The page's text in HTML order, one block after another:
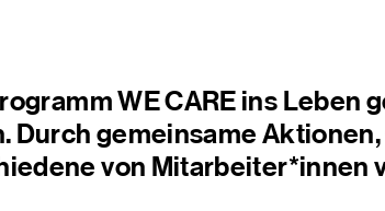
WE CARE ins Leben
Durch gemeinsame
von Mitarbeiter*innen